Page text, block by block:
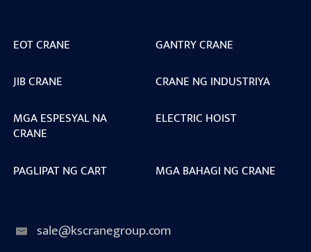
EOT CRANE
GANTRY CRANE
JIB CRANE
CRANE NG INDUSTRIYA
MGA ESPESYAL NA
CRANE
ELECTRIC HOIST
PAGLIPAT NG CART MGA BAHAGI NG CRANE
sale@kscranegroup.com